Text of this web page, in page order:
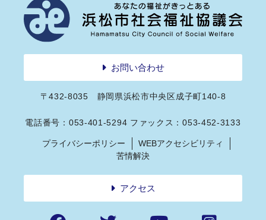
お問い合わせ
〒432-8035 静岡県浜松市中央区成子町140-8
電話番号：053-401-5294 ファックス：053-452-3133
プライバシーポリシー
WEBアクセシビリティ
苦情解決
アクセス